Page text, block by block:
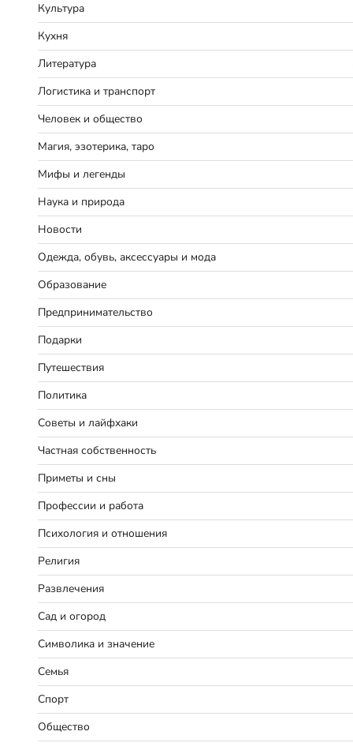
Культура
Кухня
Литература
Логистика и транспорт
Человек и общество
Магия, эзотерика, таро
Мифы и легенды
Наука и природа
Новости
Одежда, обувь, аксессуары и мода
Образование
Предпринимательство
Подарки
Путешествия
Политика
Советы и лайфхаки
Частная собственность
Приметы и сны
Профессии и работа
Психология и отношения
Религия
Развлечения
Сад и огород
Символика и значение
Семья
Спорт
Общество